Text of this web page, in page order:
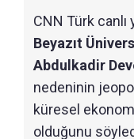
CNN Türk canlı
Beyazıt
Abdulkadir
nedeninin
küresel
olduğunu